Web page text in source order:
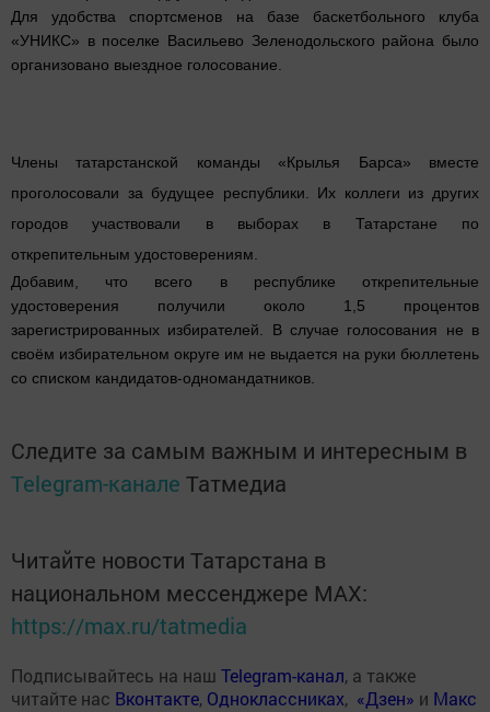
Для удобства спортсменов на базе баскетбольного клуба
«УНИКС» в поселке Васильево Зеленодольского района было
организовано выездное голосование.
Члены татарстанской команды «Крылья Барса» вместе
проголосовали за будущее республики. Их коллеги из других
городов участвовали в выборах в Татарстане по
открепительным удостоверениям.
Добавим, что всего в республике открепительные
удостоверения получили около 1,5 процентов
зарегистрированных избирателей. В случае голосования не в
своём избирательном округе им не выдается на руки бюллетень
со списком кандидатов-одномандатников.
Следите за самым важным и интересным в
Telegram-канале Татмедиа
Читайте новости Татарстана в
национальном мессенджере MАХ:
https://max.ru/tatmedia
Подписывайтесь на наш Telegram-канал, а также
читайте нас Вконтакте, Одноклассниках, «Дзен» и Макс